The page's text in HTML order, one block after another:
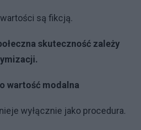
są fikcją.
skuteczność zależy
wartość modalna
wyłącznie jako procedura.